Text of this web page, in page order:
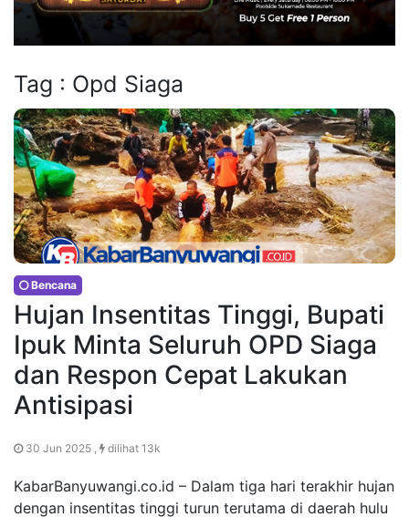
Tag : Opd Siaga
Bencana
Hujan Insentitas Tinggi, Bupati
Ipuk Minta Seluruh OPD Siaga
dan Respon Cepat Lakukan
Antisipasi
30 Jun 2025 , dilihat 13k
KabarBanyuwangi.co.id – Dalam tiga hari terakhir hujan
dengan insentitas tinggi turun terutama di daerah hulu